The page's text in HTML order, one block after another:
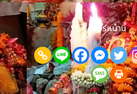
แชร์หน้านี้